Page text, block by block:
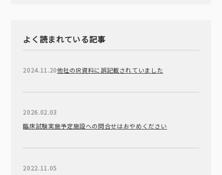
よく読まれている記事
2024.11.20他社のIR資料に誤記載されていました
2026.02.03
臨床試験実施予定施設への問合せはおやめください
2022.11.05